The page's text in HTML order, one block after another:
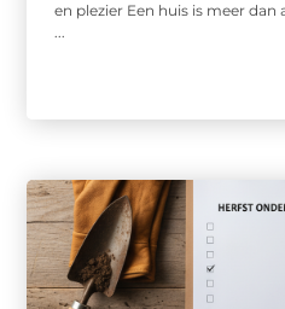
en plezier Een huis is meer dan
...